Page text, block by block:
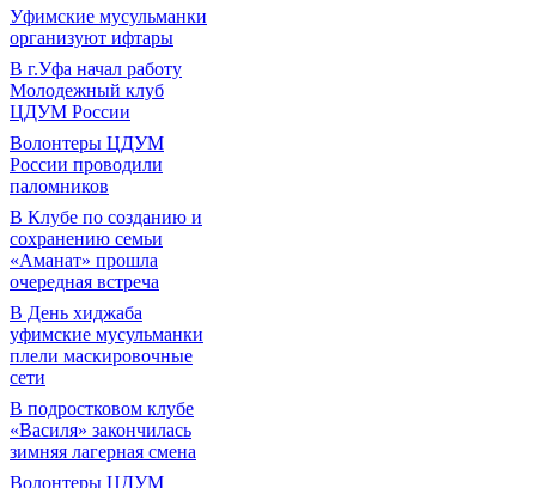
Уфимские мусульманки
организуют ифтары
В г.Уфа начал работу
Молодежный клуб
ЦДУМ России
Волонтеры ЦДУМ
России проводили
паломников
В Клубе по созданию и
сохранению семьи
«Аманат» прошла
очередная встреча
В День хиджаба
уфимские мусульманки
плели маскировочные
сети
В подростковом клубе
«Василя» закончилась
зимняя лагерная смена
Волонтеры ЦДУМ